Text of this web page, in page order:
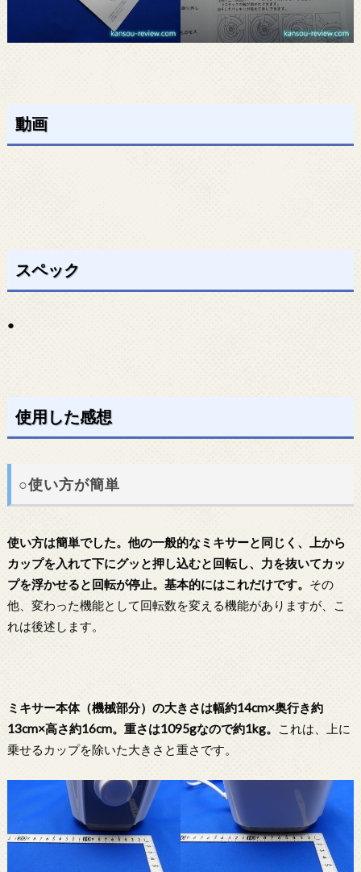
動画
スペック
●
使用した感想
○使い方が簡単
使い方は簡単でした。他の一般的なミキサーと同じく、上から
カップを入れて下にグッと押し込むと回転し、力を抜いてカッ
プを浮かせると回転が停止。基本的にはこれだけです。 その
他、変わった機能として回転数を変える機能がありますが、こ
れは後述します。
ミキサー本体（機械部分）の大きさは幅約14cm×奥行き約
13cm×高さ約16cm。重さは1095gなので約1kg。
これは、上に
乗せるカップを除いた大きさと重さです。